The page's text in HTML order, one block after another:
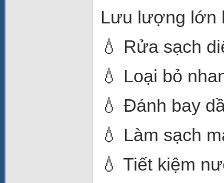
Lưu lượng lớn
💧 Rửa sạch
💧 Loại bỏ
💧 Đánh bay
💧 Làm sạch
💧 Tiết kiệm